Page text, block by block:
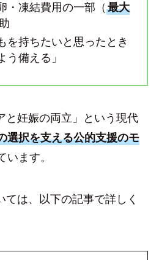
・凍結費用の一部（ 最大
を持ちたいと思ったとき
う備える」
と妊娠の両立」という現代
選択を支える公的支援のモ
います。
は、以下の記事で詳しく